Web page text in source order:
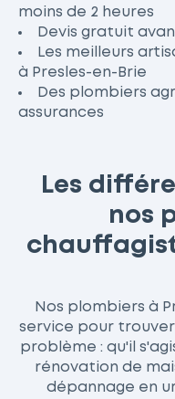
moins de 2 heures
Devis gratuit
Les meilleurs
à Presles-en-Brie
Des plombiers
assurances
Les
nos
Nos plombiers à
service pour
problème : qu'il
rénovation de
dépannage en